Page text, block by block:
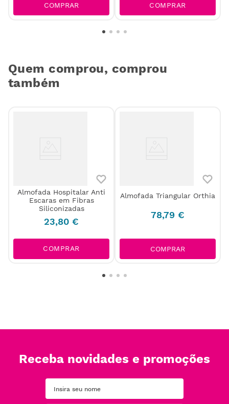
COMPRAR COMPRAR
Quem comprou, comprou
também
Almofada Hospitalar Anti
Escaras em Fibras
Siliconizadas
23,80 €
COMPRAR
Almofada Triangular Orthia
78,79 €
COMPRAR
Receba novidades e promoções